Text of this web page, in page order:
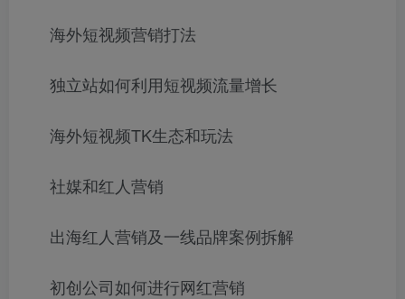
海外短视频营销打法
独立站如何利用短视频流量增长
海外短视频TK生态和玩法
社媒和红人营销
出海红人营销及一线品牌案例拆解
初创公司如何进行网红营销